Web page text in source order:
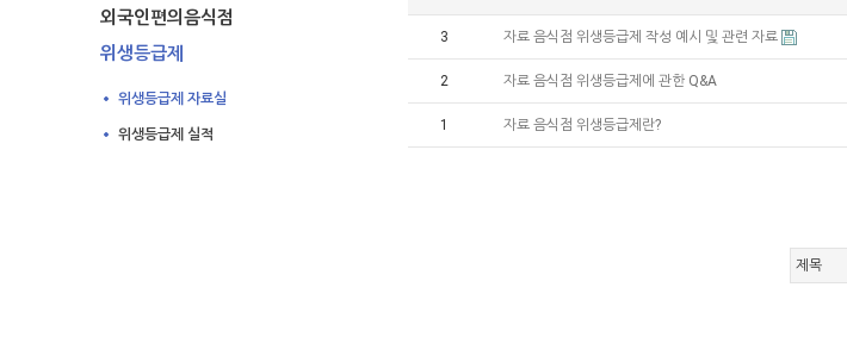
외국인편의음식점
위생등급제
위생등급제 자료실
위생등급제 실적
3 자료 음식점 위생등급제 작성 예시 및 관련 자료
2 자료 음식점 위생등급제에 관한 Q&A
1 자료 음식점 위생등급제란?